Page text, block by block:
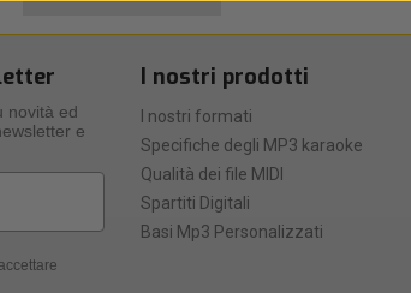
novità ed
e
I nostri prodotti
I nostri formati
Specifiche degli MP3 karaoke
Qualità dei file MIDI
Spartiti Digitali
Basi Mp3 Personalizzati